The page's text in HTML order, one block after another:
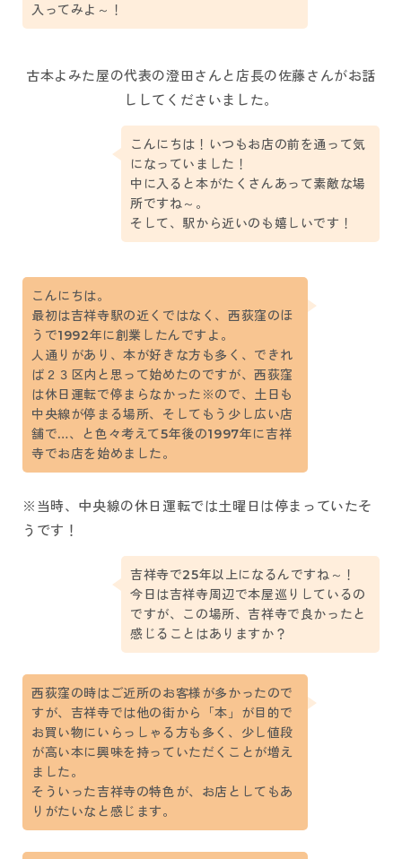
入ってみよ～！
古本よみた屋の代表の澄田さんと店長の佐藤さんがお話
ししてくださいました。
こんにちは！いつもお店の前を通って気
になっていました！
中に入ると本がたくさんあって素敵な場
所ですね～。
そして、駅から近いのも嬉しいです！
こんにちは。
最初は吉祥寺駅の近くではなく、西荻窪のほ
うで1992年に創業したんですよ。
人通りがあり、本が好きな方も多く、できれ
ば２３区内と思って始めたのですが、西荻窪
は休日運転で停まらなかった※ので、土日も
中央線が停まる場所、そしてもう少し広い店
舗で…、と色々考えて5年後の1997年に吉祥
寺でお店を始めました。
※当時、中央線の休日運転では土曜日は停まっていたそ
うです！
吉祥寺で25年以上になるんですね～！
今日は吉祥寺周辺で本屋巡りしているの
ですが、この場所、吉祥寺で良かったと
感じることはありますか？
西荻窪の時はご近所のお客様が多かったので
すが、吉祥寺では他の街から「本」が目的で
お買い物にいらっしゃる方も多く、少し値段
が高い本に興味を持っていただくことが増え
ました。
そういった吉祥寺の特色が、お店としてもあ
りがたいなと感じます。